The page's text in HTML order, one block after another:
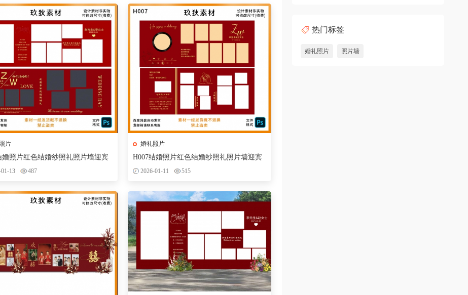
片
婚照片红色结婚纱照礼照片墙迎宾
景墙设计PSD模版
13 487
婚礼照片
H007结婚照片红色结婚纱照礼照片墙迎宾
合影区背景墙设计PSD模版
2026-01-11 515
热门标签
婚礼照片 照片墙